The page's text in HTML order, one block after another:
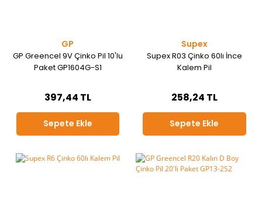
GP
GP Greencel 9V Çinko Pil 10'lu
Paket GP1604G-S1
397,44 TL
Sepete Ekle
Supex
Supex R03 Çinko 60lı İnce
Kalem Pil
258,24 TL
Sepete Ekle